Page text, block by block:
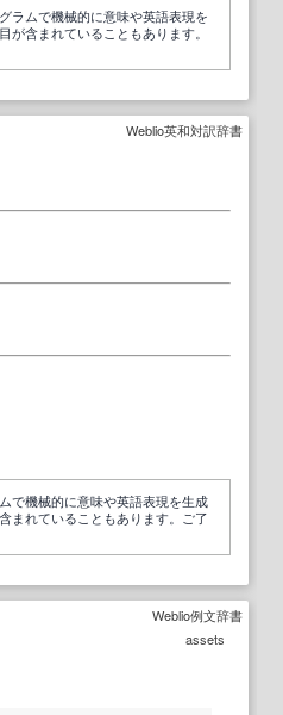
ラムで機械的に意味や英語表現を
含まれていることもあります。
Weblio英和対訳辞書
で機械的に意味や英語表現を生成
まれていることもあります。ご了
Weblio例文辞書
assets